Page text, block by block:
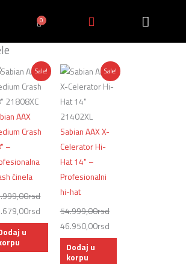
0
Cart
AAX
Crash
–
činela
Sale!
rsd
rsd
Trenutna
cena
33.679,00rsd.
u
Sabian AAX X-
Celerator Hi-
Hat 14" –
Profesionalni
hi-hat
Sale!
54.999,00rsd
Originalna
cena
je
bila:
54.999,00rsd.
46.950,00rsd
Trenutna
cena
Dodaj u
korpu